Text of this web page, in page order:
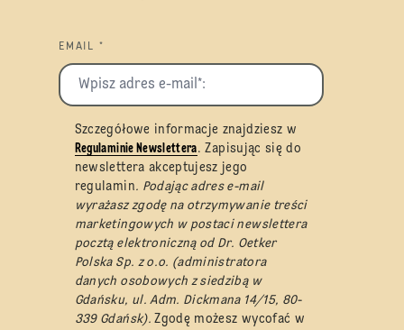
EMAIL *
Szczegółowe informacje znajdziesz w
Regulaminie Newslettera. Zapisując się do
newslettera akceptujesz jego
regulamin. Podając adres e-mail
wyrażasz zgodę na otrzymywanie treści
marketingowych w postaci newslettera
pocztą elektroniczną od Dr. Oetker
Polska Sp. z o.o. (administratora
danych osobowych z siedzibą w
Gdańsku, ul. Adm. Dickmana 14/15, 80-
339 Gdańsk).Zgodę możesz wycofać w